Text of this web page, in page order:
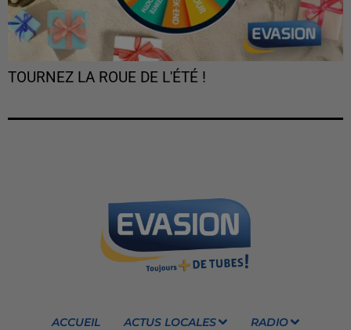
TOURNEZ LA ROUE DE L'ÉTÉ !
ACCUEIL ACTUS LOCALES RADIO